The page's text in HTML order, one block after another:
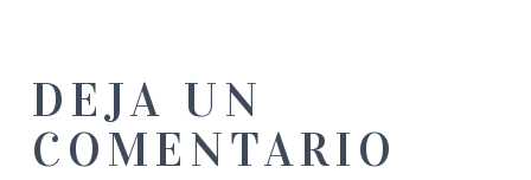
DEJA UN
COMENTARIO